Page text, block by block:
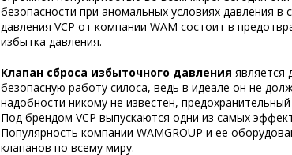
безопасности при аномальных условиях давления в
давления VCP от компании WAM состоит в
избытка давления.
Клапан сброса избыточного давления является
безопасную работу силоса, ведь в идеале он не
надобности никому не известен,
Под брендом VCP выпускаются одни из самых
Популярность компании WAMGROUP и ее
клапанов по всему миру.